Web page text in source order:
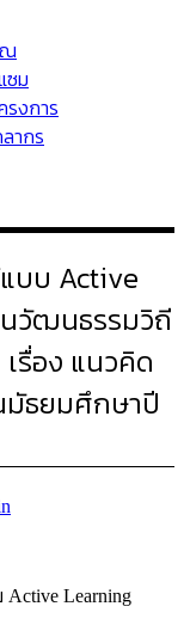
ณ
ซม
รงการ
ากร
บบ Active
วัฒนธรรมวิถี
รื่อง แนวคิด
มัธยมศึกษาปี
Learning